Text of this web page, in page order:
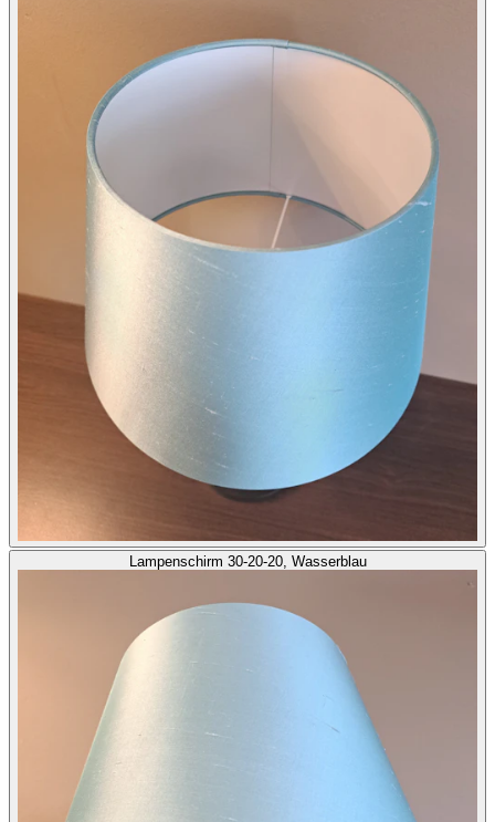
Lampenschirm 30-20-20, Wasserblau